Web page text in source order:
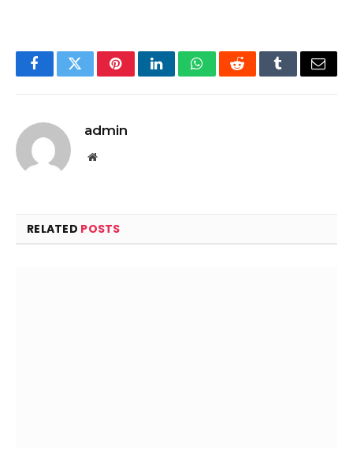
FacebookTwitterPinterestLinkedInWhatsAppRedditTumblrEmail
admin
Website
RELATED POSTS